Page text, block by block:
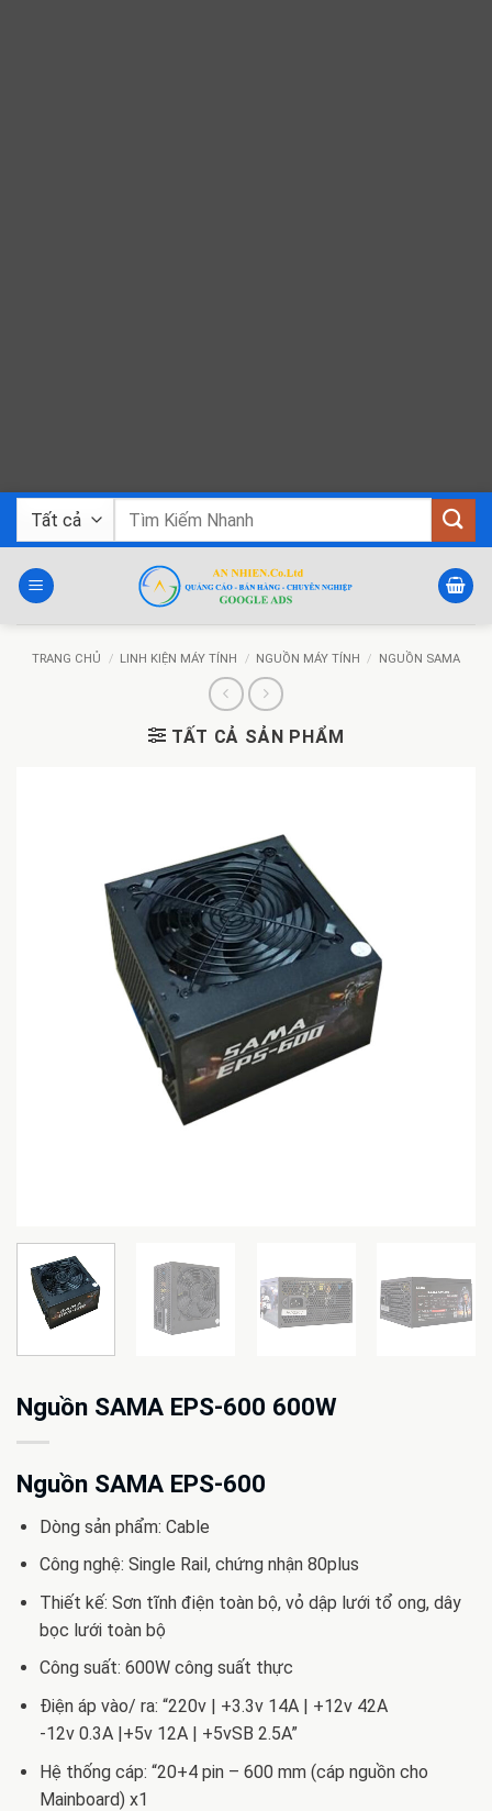
Bỏ
dung
Tìm
TRANG CHỦ / LINH KIỆN MÁY TÍNH / NGUỒN MÁY TÍNH / NGUỒN SAMA
TẤT CẢ SẢN PHẨM
Nguồn SAMA EPS-600 600W
Nguồn SAMA EPS-600
Dòng sản phẩm: Cable
Công nghệ: Single Rail, chứng nhận 80plus
Thiết kế: Sơn tĩnh điện toàn bộ, vỏ dập lưới tổ ong, dây
bọc lưới toàn bộ
Công suất: 600W công suất thực
Điện áp vào/ ra: “220v | +3.3v 14A | +12v 42A
-12v 0.3A |+5v 12A | +5vSB 2.5A”
Hệ thống cáp: “20+4 pin – 600 mm (cáp nguồn cho
Mainboard) x1